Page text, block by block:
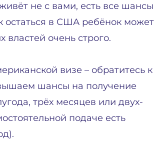
не с вами, есть все шансы
остаться в США ребёнок может
властей очень строго.
визе – обратитесь к
шансы на получение
трёх месяцев или двух-
подаче есть